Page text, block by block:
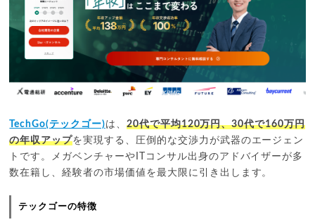
TechGo(テックゴー)は、 20代で平均120万円、30代で160万円
の年収アップを実現する、圧倒的な交渉力が武器のエージェン
トです。メガベンチャーやITコンサル出身のアドバイザーが多
数在籍し、経験者の市場価値を最大限に引き出します。
テックゴーの特徴